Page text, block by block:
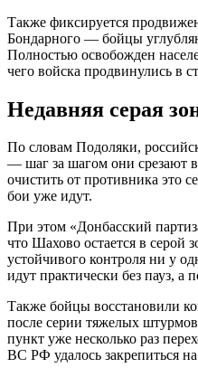
Также фиксируется
Бондарного — бойцы
Полностью освобожден
чего войска продвинулись в
Недавняя серая
По словам Подоляки,
— шаг за шагом они срезают
очистить от противника это
бои уже идут.
При этом «Донбасский
что Шахово остается в серой
устойчивого контроля ни у
идут практически без пауз, а
Также бойцы восстановили
после серии тяжелых
пункт уже несколько раз
ВС РФ удалось закрепиться